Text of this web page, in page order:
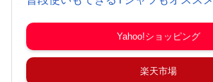
Yahoo!ショッピング
楽天市場